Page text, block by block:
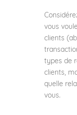
vous
clients
types de
clients,
quelle
vous.